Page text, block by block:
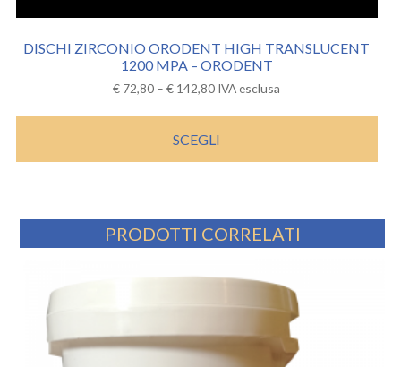
DISCHI ZIRCONIO ORODENT HIGH TRANSLUCENT
1200 MPA – ORODENT
€ 72,80 –€ 142,80 IVA esclusa
SCEGLI
PRODOTTI CORRELATI